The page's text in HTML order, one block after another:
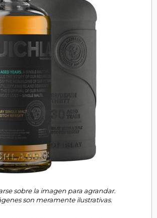
sobre la imagen para agrandar.
son meramente ilustrativas.